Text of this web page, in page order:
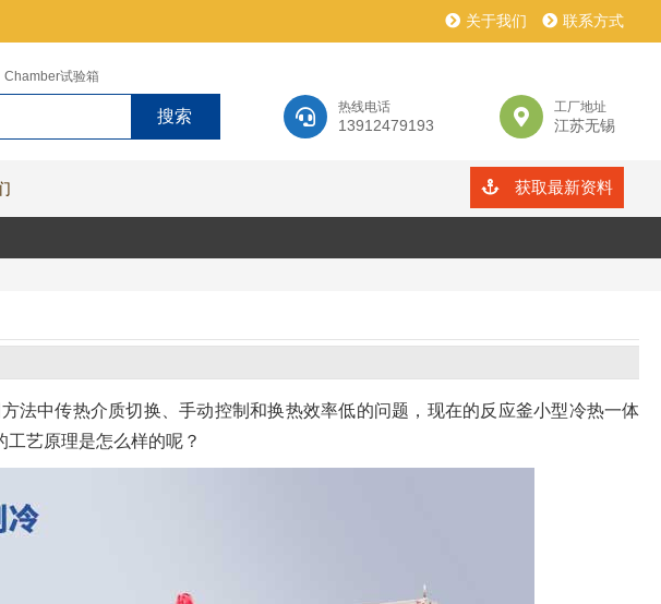
关于我们 联系方式
热线电话
13912479193
工厂地址
江苏无锡
Chamber试验箱
获取最新资料
法中传热介质切换、手动控制和换热效率低的问题，现在的反应釜小型冷热一体
艺原理是怎么样的呢？